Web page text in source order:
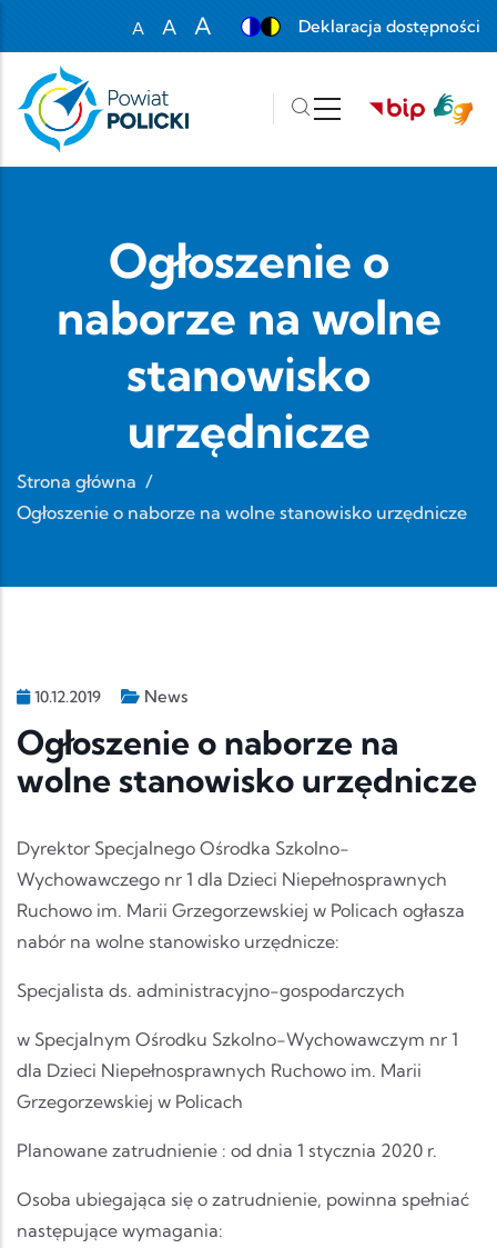
A
Set font size to 100%
A
A
Deklaracja dostępności
Ogłoszenie o
naborze na wolne
stanowisko
urzędnicze
Strona główna /
Ogłoszenie o naborze na wolne stanowisko urzędnicze
10.12.2019 News
Ogłoszenie o naborze na
wolne stanowisko urzędnicze
Dyrektor Specjalnego Ośrodka Szkolno-
Wychowawczego nr 1 dla Dzieci Niepełnosprawnych
Ruchowo im. Marii Grzegorzewskiej w Policach ogłasza
nabór na wolne stanowisko urzędnicze:
Specjalista ds. administracyjno-gospodarczych
w Specjalnym Ośrodku Szkolno-Wychowawczym nr 1
dla Dzieci Niepełnosprawnych Ruchowo im. Marii
Grzegorzewskiej w Policach
Planowane zatrudnienie : od dnia 1 stycznia 2020 r.
Osoba ubiegająca się o zatrudnienie, powinna spełniać
następujące wymagania: